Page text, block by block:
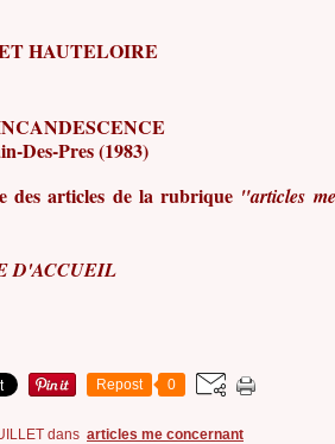
HAUTELOIRE
Des-Pres (1983)
des articles de la rubrique "articles
D'ACCUEIL
Repost 0
dans articles me concernant